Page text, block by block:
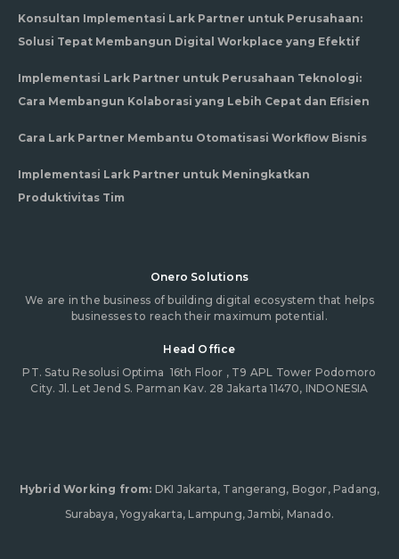
Konsultan Implementasi Lark Partner untuk Perusahaan:
Solusi Tepat Membangun Digital Workplace yang Efektif
Implementasi Lark Partner untuk Perusahaan Teknologi:
Cara Membangun Kolaborasi yang Lebih Cepat dan Efisien
Cara Lark Partner Membantu Otomatisasi Workflow Bisnis
Implementasi Lark Partner untuk Meningkatkan
Produktivitas Tim
Onero Solutions
We are in the business of building digital ecosystem that helps
businesses to reach their maximum potential.
Head Office
PT. Satu Resolusi Optima 16th Floor , T9 APL Tower Podomoro
City. Jl. Let Jend S. Parman Kav. 28 Jakarta 11470, INDONESIA
Hybrid Working from: DKI Jakarta, Tangerang, Bogor, Padang,
Surabaya, Yogyakarta, Lampung, Jambi, Manado.